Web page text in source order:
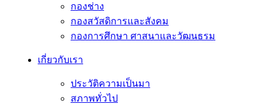
กองช่าง
กองสวัสดิการและสังคม
กองการศึกษา ศาสนาและวัฒนธรม
เกี่ยวกับเรา
ประวัติความเป็นมา
สภาพทั่วไป